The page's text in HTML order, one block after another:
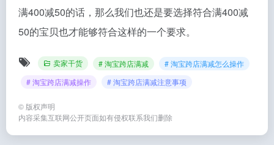
满400减50的话，那么我们也还是要选择符合满400减
50的宝贝也才能够符合这样的一个要求。
卖家干货 # 淘宝跨店满减
# 淘宝跨店满减怎么操作
# 淘宝跨店满减操作
# 淘宝跨店满减注意事项
© 版权声明
内容采集互联网公开页面如有侵权联系我们删除